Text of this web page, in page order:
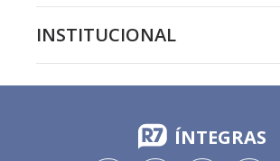
INSTITUCIONAL
ÍNTEGRAS